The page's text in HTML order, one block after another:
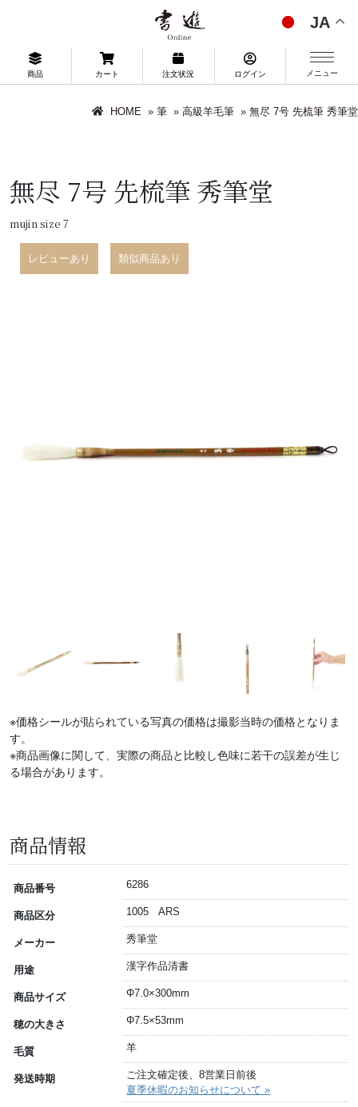
JA
商品 カート 注文状況 ログイン メニュー
HOME » 筆 » 高級羊毛筆 » 無尽 7号 先梳筆 秀筆堂
無尽 7号 先梳筆 秀筆堂
mujin size 7
レビューあり 類似商品あり
※価格シールが貼られている写真の価格は撮影当時の価格となりま
す。
※商品画像に関して、実際の商品と比較し色味に若干の誤差が生じ
る場合があります。
商品情報
商品番号 6286
商品区分 1005 ARS
メーカー 秀筆堂
用途 漢字作品清書
商品サイズ Φ7.0×300mm
穂の大きさ Φ7.5×53mm
毛質 羊
発送時期
ご注文確定後、8営業日前後
夏季休暇のお知らせについて »